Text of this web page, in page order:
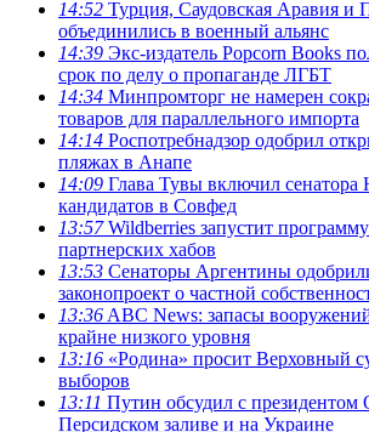
14:52 Турция, Саудовская Аравия и
объединились в военный альянс
14:39 Экс-издатель Popcorn Books
срок по делу о пропаганде ЛГБТ
14:34 Минпромторг не намерен
товаров для параллельного импорта
14:14 Роспотребнадзор одобрил
пляжах в Анапе
14:09 Глава Тувы включил сенатора
кандидатов в Совфед
13:57Wildberries запустит
партнерских хабов
13:53 Сенаторы Аргентины
законопроект о частной
13:36 ABC News: запасы
крайне низкого уровня
13:16 «Родина» просит Верховный
выборов
13:11 Путин обсудил с
Персидском заливе и на Украине